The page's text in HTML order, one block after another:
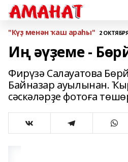
"Күҙ менән ҡаш араһы" 2 ОКТЯБРЯ
Иң әүҙеме -
Фирүзә Салауатова
Байназар ауылынан.
сәскәләрҙе фотоға